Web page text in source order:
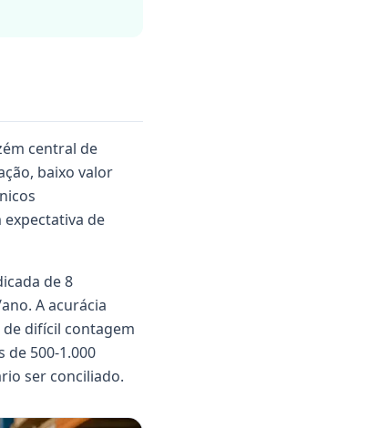
central de
baixo valor
de
de 8
A acurácia
difícil contagem
500-1.000
ser conciliado.